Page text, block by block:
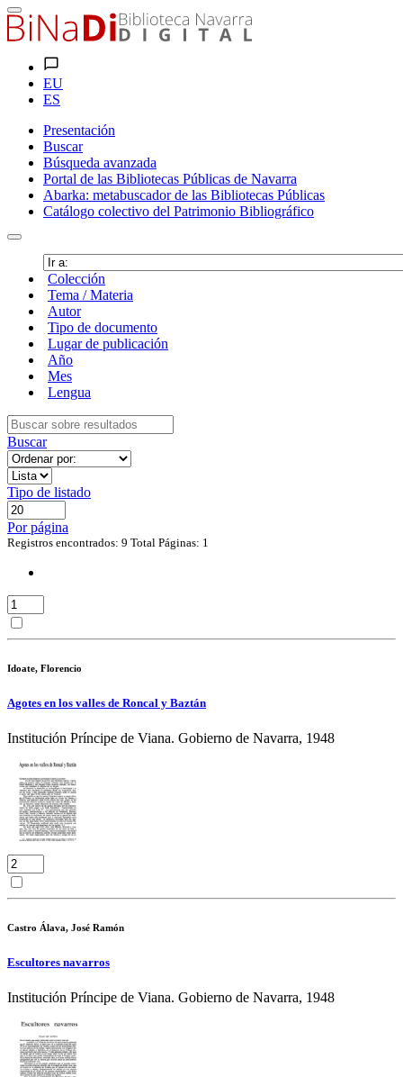
EU
ES
Presentación
Buscar
Búsqueda avanzada
Portal de las Bibliotecas Públicas de Navarra
Abarka: metabuscador de las Bibliotecas Públicas
Catálogo colectivo del Patrimonio Bibliográfico
Colección
Tema / Materia
Autor
Tipo de documento
Lugar de publicación
Año
Mes
Lengua
Buscar
Tipo de listado
Por página
Registros encontrados: 9 Total Páginas: 1
Idoate, Florencio
Agotes en los valles de Roncal y Baztán
Institución Príncipe de Viana. Gobierno de Navarra, 1948
Castro Álava, José Ramón
Escultores navarros
Institución Príncipe de Viana. Gobierno de Navarra, 1948